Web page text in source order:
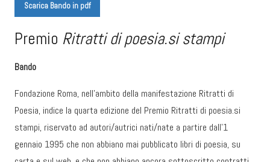
Scarica Bando in pdf
Premio Ritratti di poesia.si stampi
Bando
Fondazione Roma, nell’ambito della manifestazione Ritratti di
Poesia, indice la quarta edizione del Premio Ritratti di poesia.si
stampi, riservato ad autori/autrici nati/nate a partire dall’1
gennaio 1995 che non abbiano mai pubblicato libri di poesia, su